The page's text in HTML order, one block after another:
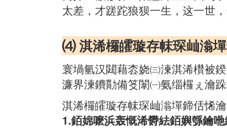
太差，才蹉跎狼狈一生，这一世
⑷ 淇浠欏皬璇存帓琛屾滃
寰堝氫汉閮藉枩娆㈢湅淇浠欑被
濂界湅鐨勩備笅闈㈠氨缁欏ぇ瀹
淇浠欏皬璇存帓琛屾滃墠鍗佸悕
1.銆婂嚒浜轰慨浠欎紶銆嬩綔鑰